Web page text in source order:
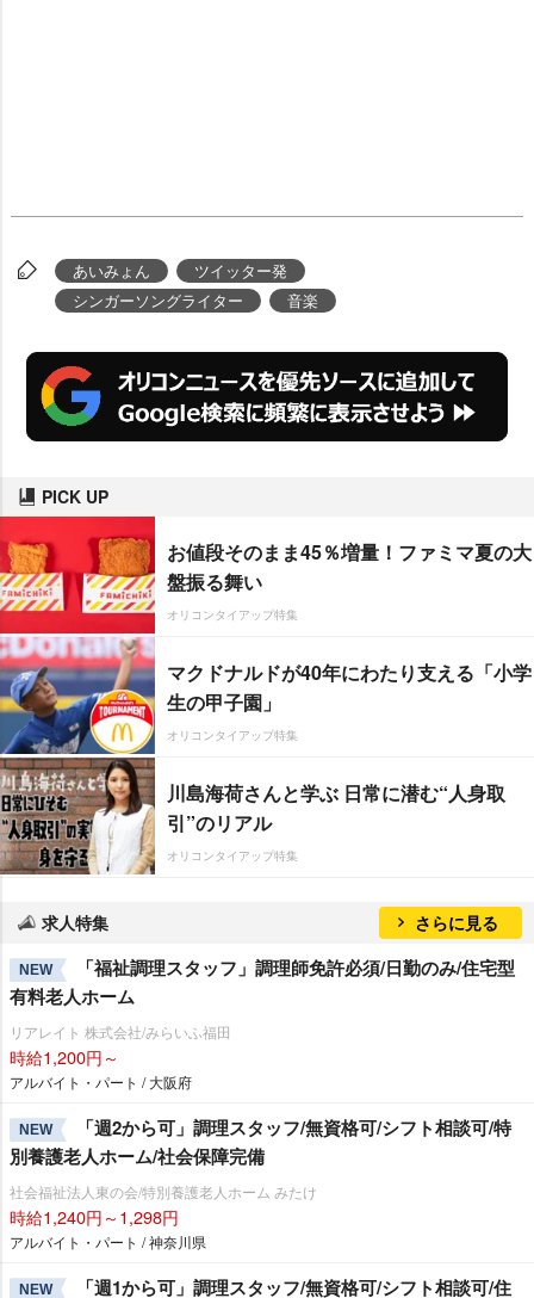
あいみょん
ツイッター発
シンガーソングライター
音楽
PICK UP
お値段そのまま45％増量！ファミマ夏の大
盤振る舞い
オリコンタイアップ特集
マクドナルドが40年にわたり支える「小学
生の甲子園」
オリコンタイアップ特集
川島海荷さんと学ぶ 日常に潜む“人身取
引”のリアル
オリコンタイアップ特集
求人特集 さらに見る
NEW
「福祉調理スタッフ」調理師免許必須/日勤のみ/住宅型
有料老人ホーム
リアレイト 株式会社/みらいふ福田
時給1,200円～
アルバイト・パート / 大阪府
NEW
「週2から可」調理スタッフ/無資格可/シフト相談可/特
別養護老人ホーム/社会保障完備
社会福祉法人東の会/特別養護老人ホーム みたけ
時給1,240円～1,298円
アルバイト・パート / 神奈川県
NEW 「週1から可」調理スタッフ/無資格可/シフト相談可/住